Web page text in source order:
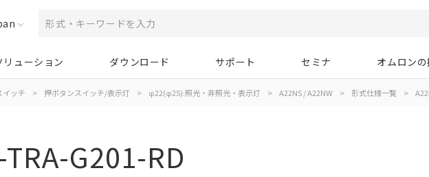
リューション ダウンロード サポート セミナ オムロン
イッチ > 押ボタンスイッチ/表示灯 > φ22(φ25):照光・非照光・表示灯 > A22NS / A22NW > 形式仕様一覧 >
G201-RD